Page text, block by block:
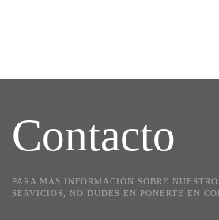
Contacto
PARA MÁS INFORMACIÓN SOBRE
SERVICIOS, NO DUDES EN PONERTE EN